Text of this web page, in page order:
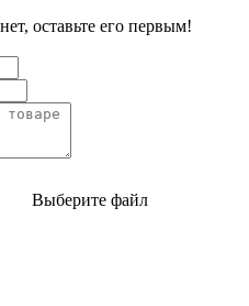
оставьте его первым!
Выберите файл